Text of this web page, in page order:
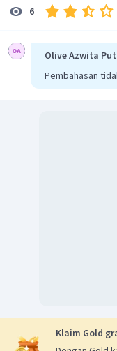
6
Olive Azwita
Pembahasan
Klaim Gold